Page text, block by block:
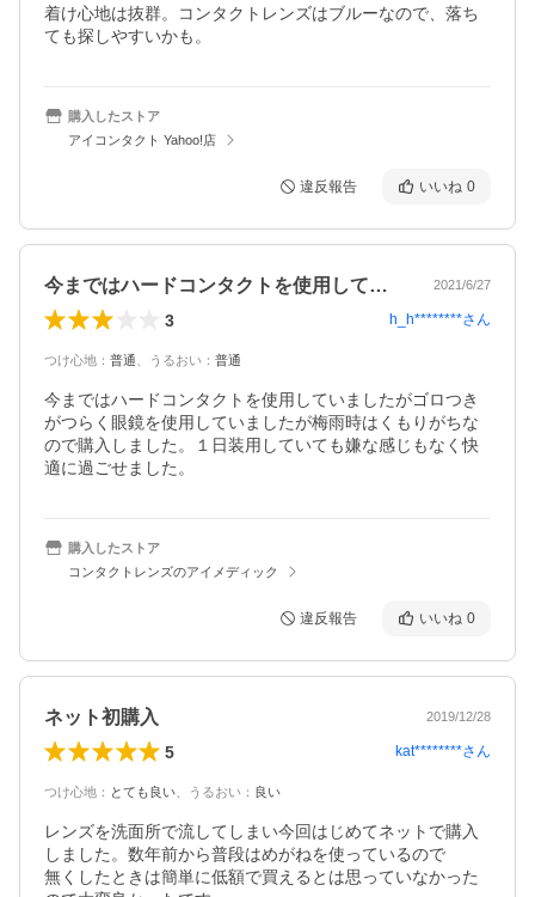
着け心地は抜群。コンタクトレンズはブルーなので、落ち
ても探しやすいかも。
購入したストア
アイコンタクト Yahoo!店
違反報告 いいね 0
今まではハードコンタクトを使用していま… 2021/6/27
3 h_h********さん
つけ心地 ： 普通 うるおい ： 普通
今まではハードコンタクトを使用していましたがゴロつき
がつらく眼鏡を使用していましたが梅雨時はくもりがちな
ので購入しました。１日装用していても嫌な感じもなく快
適に過ごせました。
購入したストア
コンタクトレンズのアイメディック
違反報告 いいね 0
ネット初購入 2019/12/28
5 kat********さん
つけ心地 ： とても良い うるおい ： 良い
レンズを洗面所で流してしまい今回はじめてネットで購入
しました。数年前から普段はめがねを使っているので
無くしたときは簡単に低額で買えるとは思っていなかった